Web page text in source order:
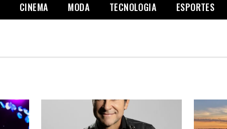
CINEMA MODA TECNOLOGIA ESPORTES